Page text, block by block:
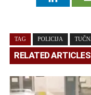
TAG POLICIJA
RELATED ARTICLES